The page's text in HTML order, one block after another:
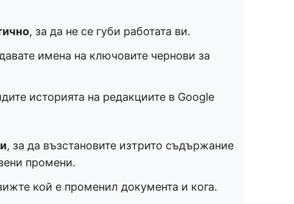
, за да не се губи работата ви.
имена на ключовите чернови за
историята на редакциите в Google
, за да възстановите изтрито съдържание
промени.
кой е променил документа и кога.